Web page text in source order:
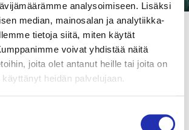
analysoimiseen. Lisäksi
median, mainosalan ja analytiikka-
tietoja siitä, miten käytät
voivat yhdistää näitä
joita olet antanut heille tai joita on
heidän palvelujaan.
TANSSI
järjestettävät Teetanssit pitävät
laadukkaan livemusiikin sekä